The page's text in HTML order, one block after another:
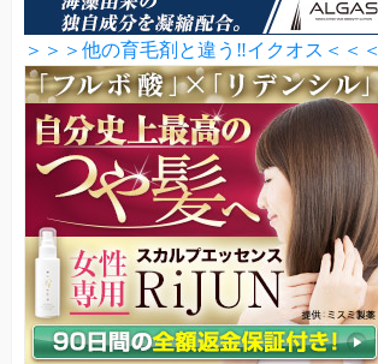
＞＞＞他の育毛剤と違う‼イクオス＜＜＜